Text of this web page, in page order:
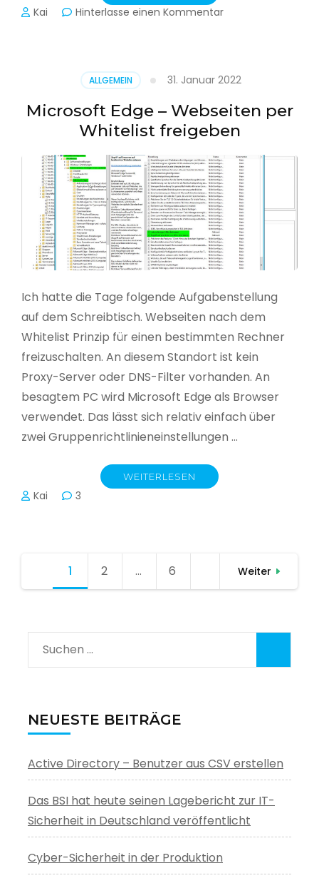
Kai Hinterlasse einen Kommentarzu
(UPN)
im
Active
Directory
ALLGEMEIN 31. Januar 2022
Microsoft Edge – Webseiten per
Whitelist freigeben
Ich hatte die Tage folgende Aufgabenstellung
auf dem Schreibtisch. Webseiten nach dem
Whitelist Prinzip für einen bestimmten Rechner
freizuschalten. An diesem Standort ist kein
Proxy-Server oder DNS-Filter vorhanden. An
besagtem PC wird Microsoft Edge als Browser
verwendet. Das lässt sich relativ einfach über
zwei Gruppenrichtlinieneinstellungen …
WEITERLESEN
Kai 3
Seitennummerierung
1 Seite
2 … Seite
6 Weiter
Suchen
nach:
NEUESTE BEITRÄGE
Active Directory – Benutzer aus CSV erstellen
Das BSI hat heute seinen Lagebericht zur IT-
Sicherheit in Deutschland veröffentlicht
Cyber-Sicherheit in der Produktion